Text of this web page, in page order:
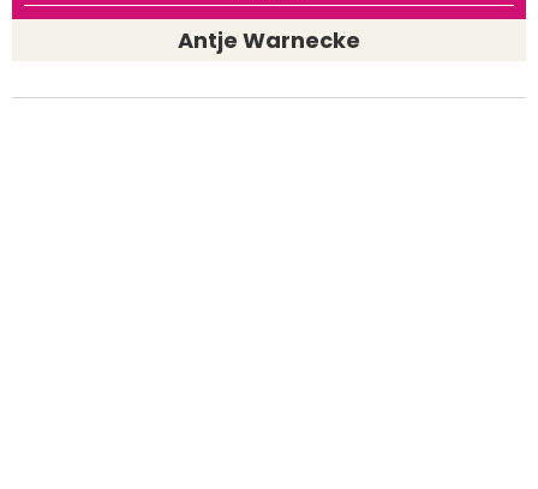
Antje Warnecke